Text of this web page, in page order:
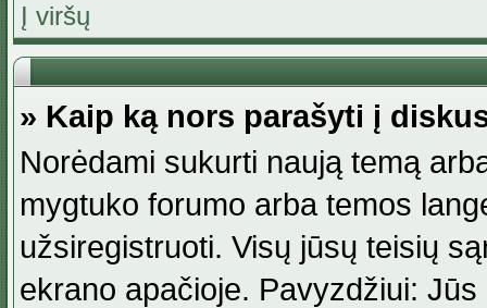
Į viršų
» Kaip ką nors parašyti į
Norėdami sukurti naują temą
mygtuko forumo arba temos
užsiregistruoti. Visų jūsų teisių
ekrano apačioje. Pavyzdžiui: